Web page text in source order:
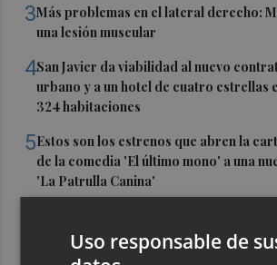
3Más problemas en el lateral derecho:
una lesión muscular
4San Javier da viabilidad al nuevo
urbano y a un hotel de cuatro estrellas
324 habitaciones
5Estos son los estrenos que abren la
de la comedia 'El último mono' a una
'La Patrulla Canina'
Uso responsable de